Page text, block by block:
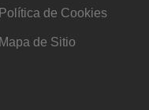
Política de Cookies
Mapa de Sitio